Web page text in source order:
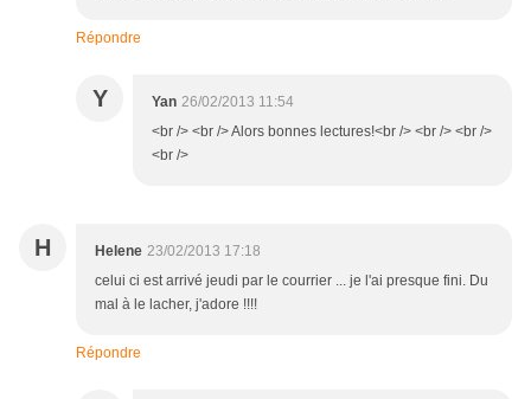
Répondre
Y Yan 26/02/2013 11:54
<br /> <br /> Alors bonnes lectures!<br /> <br /> <br />
<br />
H Helene 23/02/2013 17:18
celui ci est arrivé jeudi par le courrier ... je l'ai presque fini. Du
mal à le lacher, j'adore !!!!
Répondre